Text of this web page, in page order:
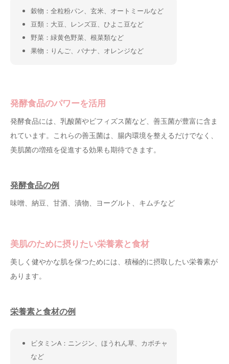
穀物：全粒粉パン、玄米、オートミールなど
豆類：大豆、レンズ豆、ひよこ豆など
野菜：緑黄色野菜、根菜類など
果物：りんご、バナナ、オレンジなど
発酵食品のパワーを活用
発酵食品には、乳酸菌やビフィズス菌など、善玉菌が豊富に含ま
れています。これらの善玉菌は、腸内環境を整えるだけでなく、
美肌菌の増殖を促進する効果も期待できます。
発酵食品の例
味噌、納豆、甘酒、漬物、ヨーグルト、キムチなど
美肌のために摂りたい栄養素と食材
美しく健やかな肌を保つためには、積極的に摂取したい栄養素が
あります。
栄養素と食材の例
ビタミンA：ニンジン、ほうれん草、カボチャ
など